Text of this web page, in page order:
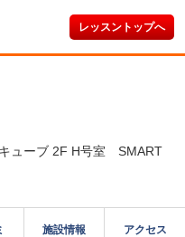
レッスントップへ
ューブ 2F H号室 SMART
施設情報 アクセス